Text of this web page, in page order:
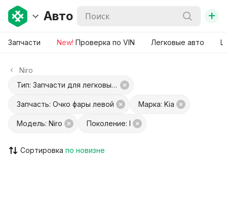
Авто +
Запчасти New! Проверка по VIN Легковые авто
Niro
Тип: Запчасти для легковых авто
Запчасть: Очко фары левой Марка: Kia
Модель: Niro Поколение: I
Сортировка